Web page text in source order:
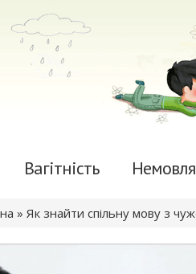
Вагітність Немовля
тут
» Як знайти спільну мову з